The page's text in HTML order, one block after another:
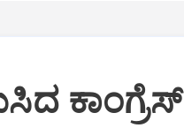
ಕಾಂಗ್ರೆಸ್